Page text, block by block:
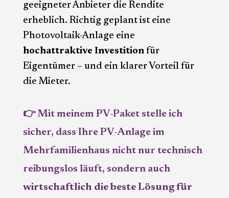
geeigneter Anbieter die Rendite
erheblich. Richtig geplant ist eine
Photovoltaik-Anlage eine
hochattraktive Investitionfür
Eigentümer – und ein klarer Vorteil für
die Mieter.
👉 Mit meinem PV-Paket stelle ich
sicher, dass Ihre PV-Anlage im
Mehrfamilienhaus nicht nur technisch
reibungslos läuft, sondern auch
wirtschaftlich die beste Lösung für